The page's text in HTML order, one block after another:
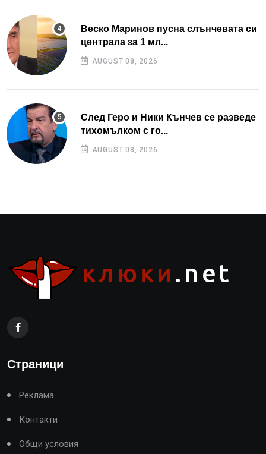
Веско Маринов пусна слънчевата си
централа за 1 мл...
AUGUST 08, 2026
След Геро и Ники Кънчев се разведе
тихомълком с го...
AUGUST 08, 2026
Страници
Реклама
Контакти
Общи условия